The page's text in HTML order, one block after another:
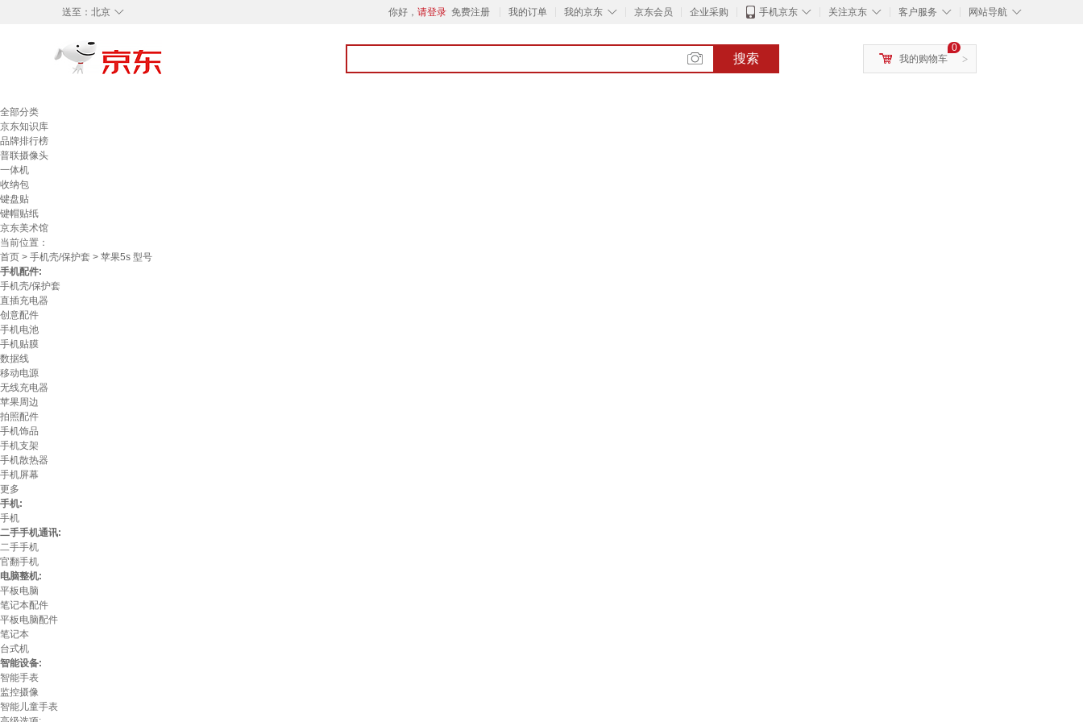
◇
送至： 北京 你好， 请登录 免费注册 我的订单 ◇
我的京东 京东会员 企业采购 ◇
手机京东 ◇
关注京东 ◇
客户服务 ◇
网站导航
搜索 >
0
我的购物车
全部分类
京东知识库
品牌排行榜
普联摄像头
一体机
收纳包
键盘贴
键帽贴纸
京东美术馆
当前位置：
首页 > 手机壳/保护套 > 苹果5s 型号
手机配件:
手机壳/保护套
直插充电器
创意配件
手机电池
手机贴膜
数据线
移动电源
无线充电器
苹果周边
拍照配件
手机饰品
手机支架
手机散热器
手机屏幕
更多
手机:
手机
二手手机通讯:
二手手机
官翻手机
电脑整机:
平板电脑
笔记本配件
平板电脑配件
笔记本
台式机
智能设备:
智能手表
监控摄像
智能儿童手表